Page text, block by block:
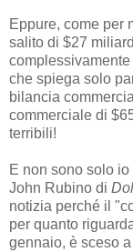
Eppure, come per
salito di $27
che spiega solo
bilancia
commerciale di
terribili!
E non sono solo
John Rubino di
notizia perché il
per quanto
gennaio, è sceso